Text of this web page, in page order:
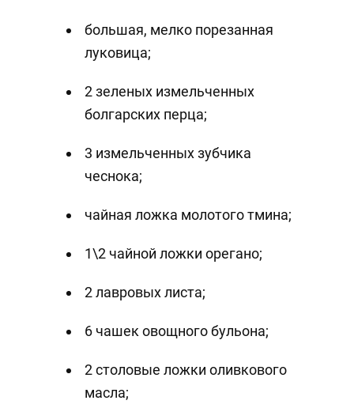
большая, мелко порезанная
луковица;
2 зеленых измельченных
болгарских перца;
3 измельченных зубчика
чеснока;
чайная ложка молотого тмина;
1\2 чайной ложки орегано;
2 лавровых листа;
6 чашек овощного бульона;
2 столовые ложки оливкового
масла;